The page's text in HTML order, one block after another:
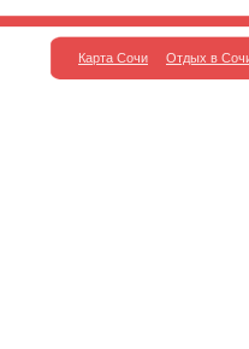
Карта Сочи Отдых в